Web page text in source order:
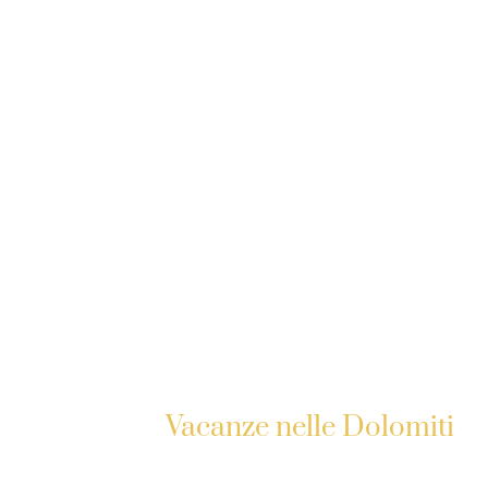
Vacanze nelle Dolomiti